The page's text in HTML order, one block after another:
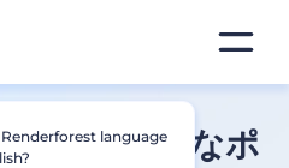
ン- 魅力的なポ
language